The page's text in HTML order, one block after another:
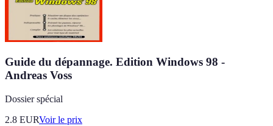
Guide du dépannage. Edition Windows 98 -
Andreas Voss
Dossier spécial
2.8 EURVoir le prix